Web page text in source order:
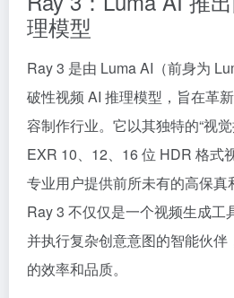
理模型
Ray 3 是由 Luma AI（前身为
破性视频 AI 推理模型，旨在革
容制作行业。它以其独特的“视
EXR 10、12、16 位 HDR 格式
专业用户提供前所未有的高保真
Ray 3 不仅仅是一个视频生成工
并执行复杂创意意图的智能伙
的效率和品质。